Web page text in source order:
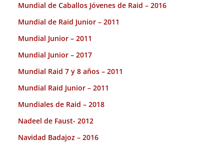
Mundial de Caballos Jóvenes de Raid – 2016
Mundial de Raid Junior – 2011
Mundial Junior – 2011
Mundial Junior – 2017
Mundial Raid 7 y 8 años – 2011
Mundial Raid Junior – 2011
Mundiales de Raid – 2018
Nadeel de Faust- 2012
Navidad Badajoz – 2016